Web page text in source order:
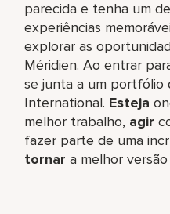
parecida e tenha um
experiências
explorar as
Méridien. Ao entrar
se junta a um portfólio
International. Esteja
melhor trabalho,​ agir
fazer parte de uma
tornar a melhor